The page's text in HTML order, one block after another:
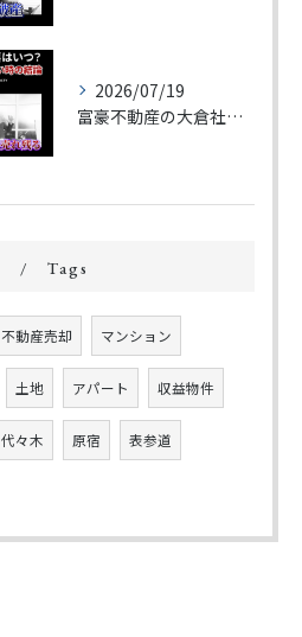
2026/07/19
富豪不動産の大倉社長です。
Tags
不動産売却 マンション
土地 アパート 収益物件
代々木 原宿 表参道